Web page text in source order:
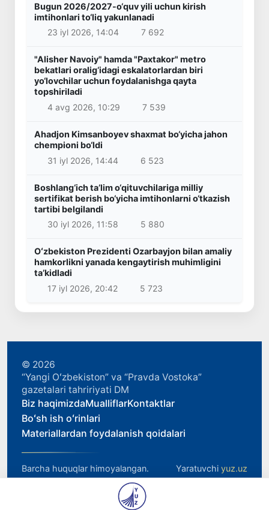
Bugun 2026/2027-o‘quv yili uchun kirish
imtihonlari to‘liq yakunlanadi
23 iyl 2026, 14:04
7 692
"Alisher Navoiy" hamda "Paxtakor" metro
bekatlari oralig‘idagi eskalatorlardan biri
yo‘lovchilar uchun foydalanishga qayta
topshiriladi
4 avg 2026, 10:29
7 539
Ahadjon Kimsanboyev shaxmat bo‘yicha jahon
chempioni bo‘ldi
31 iyl 2026, 14:44
6 523
Boshlang‘ich ta’lim o‘qituvchilariga milliy
sertifikat berish bo‘yicha imtihonlarni o‘tkazish
tartibi belgilandi
30 iyl 2026, 11:58
5 880
Oʻzbekiston Prezidenti Ozarbayjon bilan amaliy
hamkorlikni yanada kengaytirish muhimligini
taʼkidladi
17 iyl 2026, 20:42
5 723
© 2026
“Yangi Oʻzbekiston” va “Pravda Vostoka”
gazetalari tahririyati DM
Biz haqimizdaMualliflarKontaktlar
Boʻsh ish oʻrinlari
Materiallardan foydalanish qoidalari
Barcha huquqlar himoyalangan. Yaratuvchi yuz.uz